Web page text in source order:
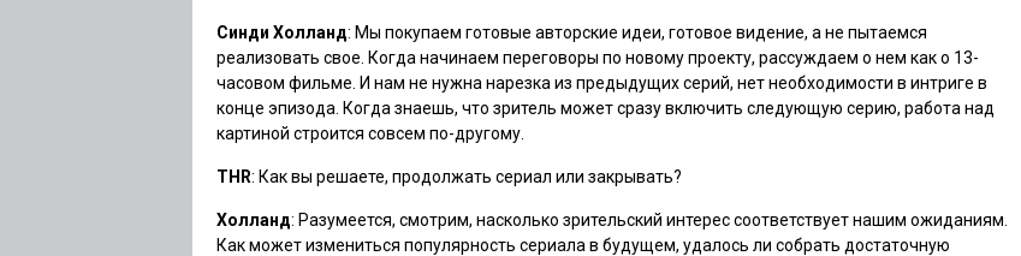
Синди Холланд: Мы покупаем готовые авторские идеи, готовое видение, а не пытаемся
реализовать свое. Когда начинаем переговоры по новому проекту, рассуждаем о нем как о 13-
часовом фильме. И нам не нужна нарезка из предыдущих серий, нет необходимости в интриге в
конце эпизода. Когда знаешь, что зритель может сразу включить следующую серию, работа над
картиной строится совсем по-другому.
THR: Как вы решаете, продолжать сериал или закрывать?
Холланд: Разумеется, смотрим, насколько зрительский интерес соответствует нашим ожиданиям.
Как может измениться популярность сериала в будущем, удалось ли собрать достаточную